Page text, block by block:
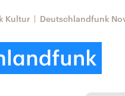
Kultur Deutschlandfunk